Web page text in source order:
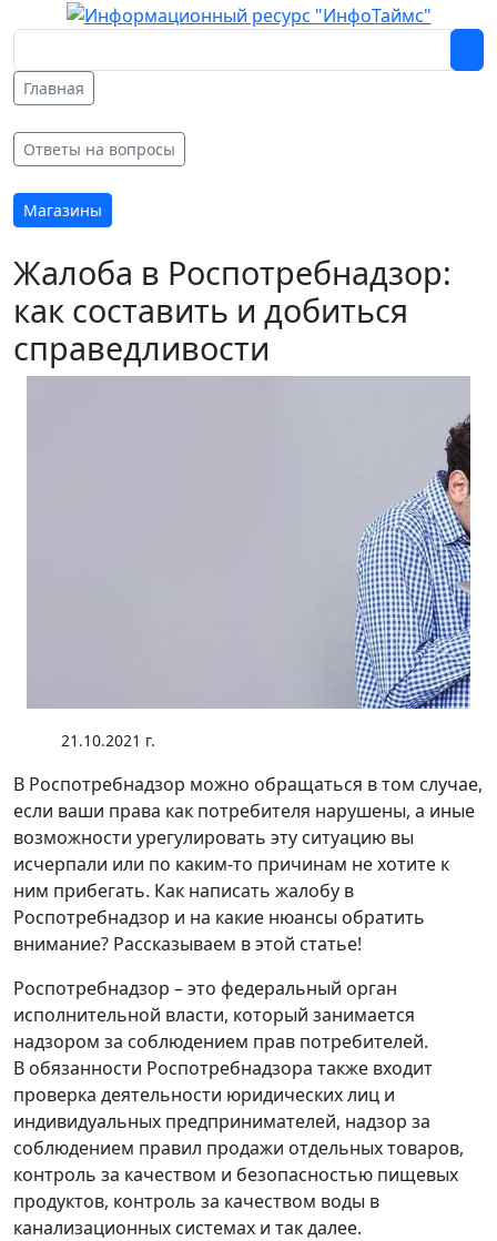
Главная
Ответы на вопросы
Магазины
Жалоба в Роспотребнадзор:
как составить и добиться
справедливости
21.10.2021 г.
В Роспотребнадзор можно обращаться в том случае,
если ваши права как потребителя нарушены, а иные
возможности урегулировать эту ситуацию вы
исчерпали или по каким-то причинам не хотите к
ним прибегать. Как написать жалобу в
Роспотребнадзор и на какие нюансы обратить
внимание? Рассказываем в этой статье!
Роспотребнадзор – это федеральный орган
исполнительной власти, который занимается
надзором за соблюдением прав потребителей.
В обязанности Роспотребнадзора также входит
проверка деятельности юридических лиц и
индивидуальных предпринимателей, надзор за
соблюдением правил продажи отдельных товаров,
контроль за качеством и безопасностью пищевых
продуктов, контроль за качеством воды в
канализационных системах и так далее.